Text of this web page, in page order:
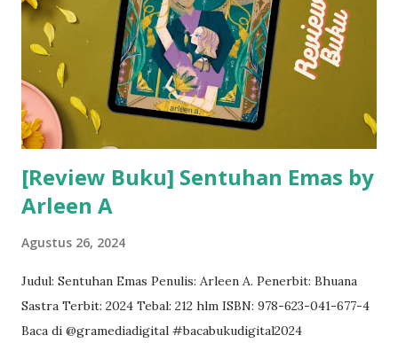
[Review Buku] Sentuhan Emas by
Arleen A
Agustus 26, 2024
Judul: Sentuhan Emas Penulis: Arleen A. Penerbit: Bhuana
Sastra Terbit: 2024 Tebal: 212 hlm ISBN: 978-623-041-677-4
Baca di @gramediadigital #bacabukudigital2024